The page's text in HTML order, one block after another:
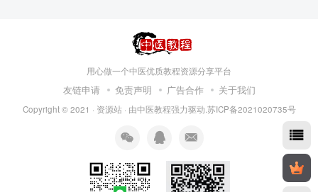
用心做一个中医优质教程资源分享平台
友链申请 免责声明 广告合作 关于我们
Copyright © 2021 · 资源站· 由中医教程强力驱动.苏ICP备2021020735号